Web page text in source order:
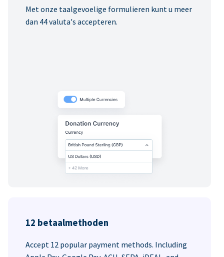
Met onze taalgevoelige formulieren kunt u meer
dan 44 valuta's accepteren.
12 betaalmethoden
Accept 12 popular payment methods. Including